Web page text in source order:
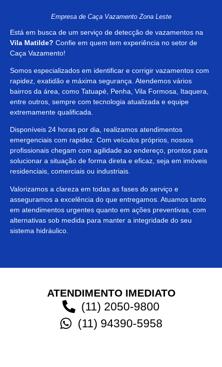
Empresa de Caça Vazamento Zona Leste
Está em busca de um serviço de detecção de vazamentos na
Vila Matilde? Confie em quem tem experiência no setor de
Caça Vazamento!
Somos especializados em identificar e corrigir vazamentos com
rapidez, exatidão e máxima segurança. Atendemos vários
bairros da área, como Tatuapé, Penha, Vila Formosa, Itaquera,
entre outros, sempre com tecnologia atualizada e equipe
extremamente qualificada.
Disponíveis 24 horas por dia, realizamos atendimentos
emergenciais com rapidez. Com veículos próprios, nossos
profissionais chegam com agilidade ao endereço, prontos para
solucionar a situação de forma direta e eficaz, seja em imóveis
residenciais, comerciais ou industriais.
Valorizamos a clareza em todas as fases do serviço e
asseguramos a excelência do que entregamos. Atuamos tanto
em atendimentos urgentes quanto em ações preventivas, com
alternativas sob medida para manter a integridade do seu
sistema hidráulico.
ATENDIMENTO IMEDIATO
(11) 2050-9800
(11) 94390-5958